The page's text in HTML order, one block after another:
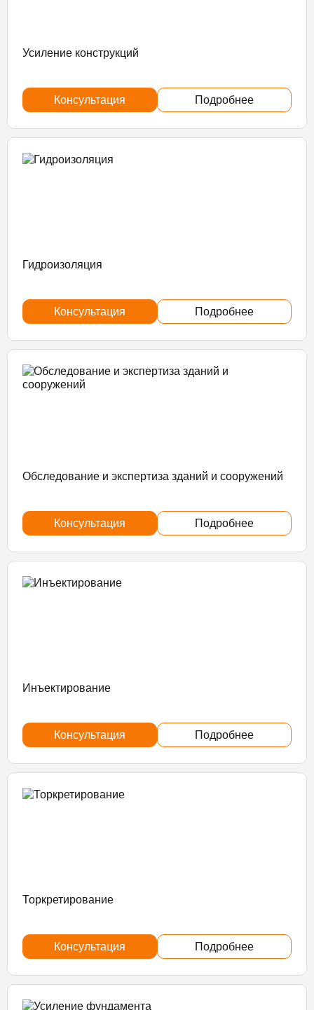
Усиление конструкций
Консультация Подробнее
Гидроизоляция
Консультация Подробнее
Обследование и экспертиза зданий и сооружений
Консультация Подробнее
Инъектирование
Консультация Подробнее
Торкретирование
Консультация Подробнее